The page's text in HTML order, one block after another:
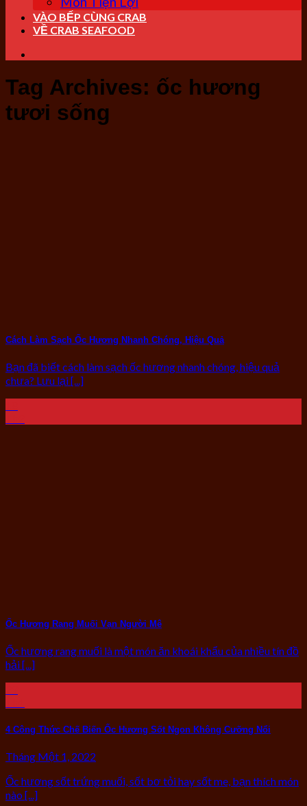
VÀO BẾP CÙNG CRAB
VỀ CRAB SEAFOOD
Tag Archives: ốc hương
tươi sống
Cách Làm Sạch Ốc Hương Nhanh Chóng, Hiệu Quả
Bạn đã biết cách làm sạch ốc hương nhanh chóng, hiệu quả
chưa? Lưu lại [...]
Ốc Hương Rang Muối Vạn Người Mê
Ốc hương rang muối là một món ăn khoái khẩu của nhiều tín đồ
hải [...]
4 Công Thức Chế Biến Ốc Hương Sốt Ngon Không Cưỡng Nổi
Tháng Một 1, 2022
Ốc hương sốt trứng muối, sốt bơ tỏi hay sốt me, bạn thích món
nào [...]